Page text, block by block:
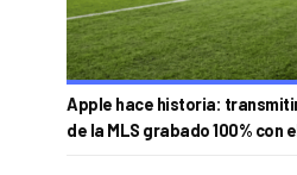
Apple hace historia:
de la MLS grabado 100% con